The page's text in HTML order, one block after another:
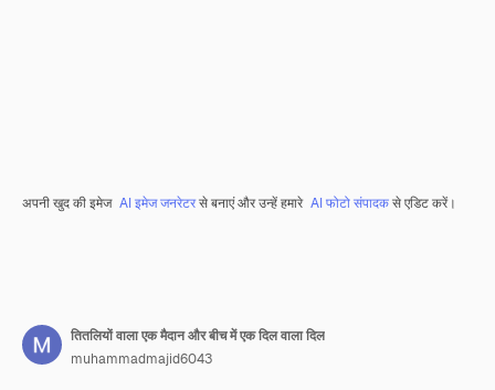
अपनी खुद की इमेज AI इमेज जनरेटरसे बनाएं और उन्हें हमारे AI फोटो संपादकसे एडिट करें।
तितलियों वाला एक मैदान और बीच में एक दिल वाला दिल
muhammadmajid6043